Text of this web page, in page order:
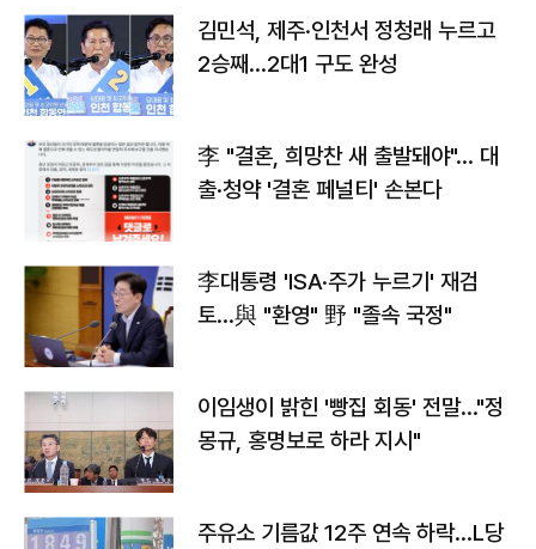
김민석, 제주·인천서 정청래 누르고
2승째…2대1 구도 완성
李 "결혼, 희망찬 새 출발돼야"… 대
출·청약 '결혼 페널티' 손본다
李대통령 'ISA·주가 누르기' 재검
토…與 "환영" 野 "졸속 국정"
이임생이 밝힌 '빵집 회동' 전말…"정
몽규, 홍명보로 하라 지시"
주유소 기름값 12주 연속 하락…L당